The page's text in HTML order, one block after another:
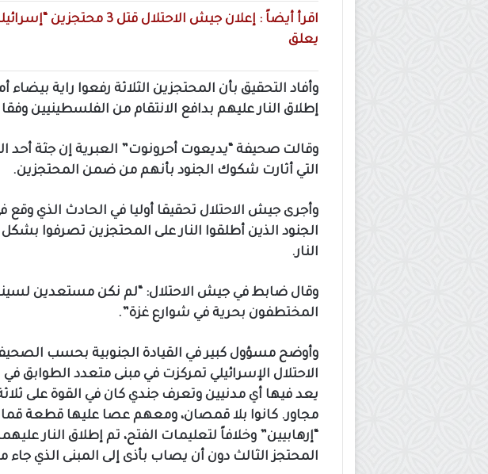
اقرأ أيضاً : إعلان جيش الاحتلال
يعلق
وأفاد التحقيق بأن المحتجزين الثلاثة رفعوا راية بيضاء
إطلاق النار عليهم بدافع الانتقام من الفلسطينيين
وقالت صحيفة “يديعوت أحرونوت” العبرية إن جثة أحد
التي أثارت شكوك الجنود بأنهم من ضمن المحتجزين.
وأجرى جيش الاحتلال تحقيقا أوليا في الحادث الذي
الجنود الذين أطلقوا النار على المحتجزين تصرفوا
النار.
وقال ضابط في جيش الاحتلال: “لم نكن مستعدين
المختطفون بحرية في شوارع غزة”.
وأوضح مسؤول كبير في القيادة الجنوبية بحسب
الاحتلال الإسرائيلي تمركزت في مبنى متعدد الطوابق
يعد فيها أي مدنيين وتعرف جندي كان في القوة على
مجاور. كانوا بلا قمصان، ومعهم عصا عليها قطعة
“إرهابيين” وخلافاً لتعليمات الفتح، تم إطلاق النار
المحتجز الثالث دون أن يصاب بأذى إلى المبنى الذي جاء